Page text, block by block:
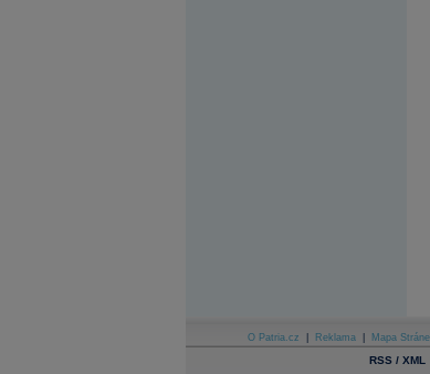
O Patria.cz Reklama Mapa
RSS / XML